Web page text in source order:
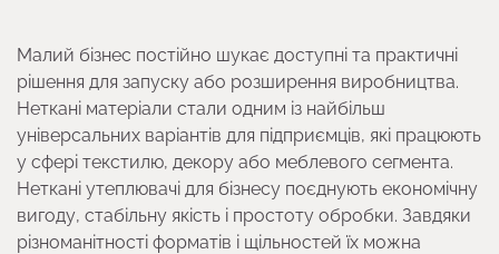
Малий бізнес постійно шукає доступні та практичні
рішення для запуску або розширення виробництва.
Неткані матеріали стали одним із найбільш
універсальних варіантів для підприємців, які працюють
у сфері текстилю, декору або меблевого сегмента.
Неткані утеплювачі для бізнесу поєднують економічну
вигоду, стабільну якість і простоту обробки. Завдяки
різноманітності форматів і щільностей їх можна